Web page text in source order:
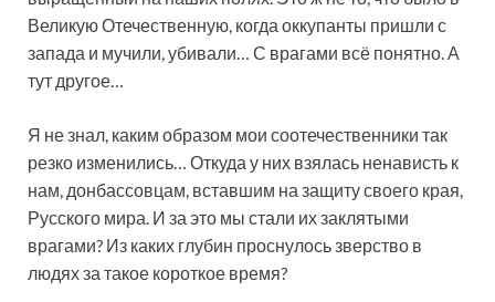
Великую Отечественную, когда оккупанты пришли с
запада и мучили, убивали… С врагами всё понятно. А
тут другое…
Я не знал, каким образом мои соотечественники так
резко изменились… Откуда у них взялась ненависть к
нам, донбассовцам, вставшим на защиту своего края,
Русского мира. И за это мы стали их заклятыми
врагами? Из каких глубин проснулось зверство в
людях за такое короткое время?